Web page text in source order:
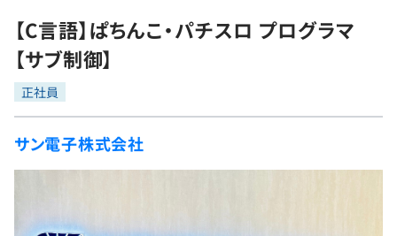
転職成功ガイド
転職エージェント
インタビュー
転職成功ガイド
求人検索
本選考
インターン
イベント・セミナー
学習
問題集
プログラミング言語
ゲーム・マンガ
【C言語】ぱちんこ・パチスロ プログラマ
【サブ制御】
正社員
サン電子株式会社